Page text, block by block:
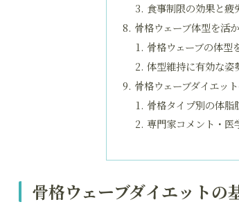
食事制限の効果と疲
骨格ウェーブ体型を活
骨格ウェーブの体型
体型維持に有効な姿
骨格ウェーブダイエッ
骨格タイプ別の体脂
専門家コメント・医
骨格ウェーブダイエットの